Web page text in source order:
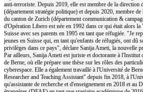
anti-terroriste. Depuis 2019, elle est membre de la direction
(département stratégie politique) et depuis 2020, membre
du canton de Zurich (département communication &
d'Opération Libero est née en 1992 dans ce qui était alors
Suisse avec ses parents en 1995 en tant que réfugiée. "Je
jeunes en Suisse qui, en tant qu'enfants de réfugiés, ont dû
privilèges dans ce pays", déclare Sanija Ameti, la nouvelle
Par ailleurs, Sanija Ameti est juriste et doctorante à
de Berne, où elle prépare une thèse sur les rôles des
cyberespace. Elle a également travaillé à l'Université de
Researcher and Teaching Assistant" depuis fin 2018, à
qu'assistante de recherche et d'enseignement en 2018 et au